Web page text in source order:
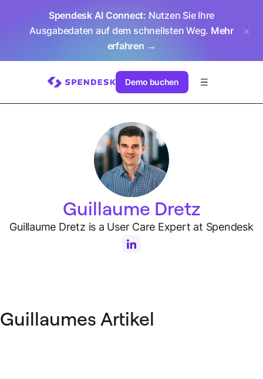
Spendesk AI Connect: Nutzen Sie Ihre
Ausgabedaten auf dem schnellsten Weg. Mehr
erfahren →
Demo buchen
Guillaume Dretz
Guillaume Dretz is a User Care Expert at Spendesk
Guillaumes Artikel